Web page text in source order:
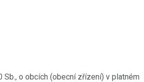
o obcích (obecní zřízení) v platném